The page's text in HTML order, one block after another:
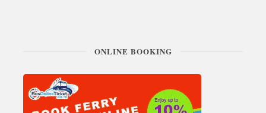
ONLINE BOOKING